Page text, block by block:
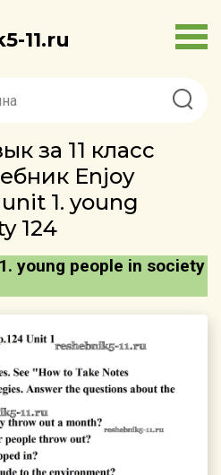
11.ru
за 11 класс
Enjoy
1. young
124
young people in society